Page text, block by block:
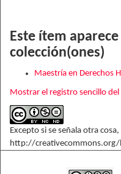
Este ítem
colección(ones)
Maestría en Derechos
Mostrar el registro sencillo del
Excepto si se señala otra
http://